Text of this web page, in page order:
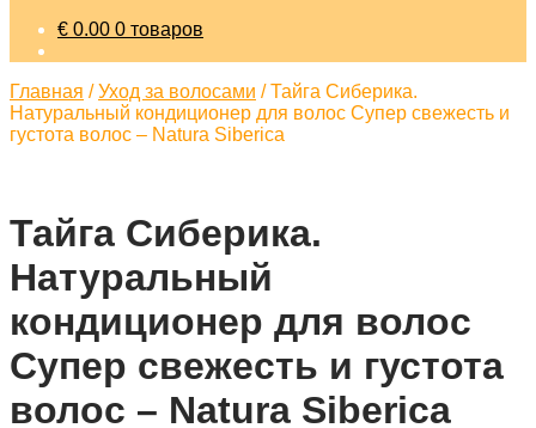
€ 0.00 0 товаров
Главная /Уход за волосами /Тайга Сиберика.
Натуральный кондиционер для волос Супер свежесть и
густота волос – Natura Siberica
Тайга Сиберика.
Натуральный
кондиционер для волос
Супер свежесть и густота
волос – Natura Siberica